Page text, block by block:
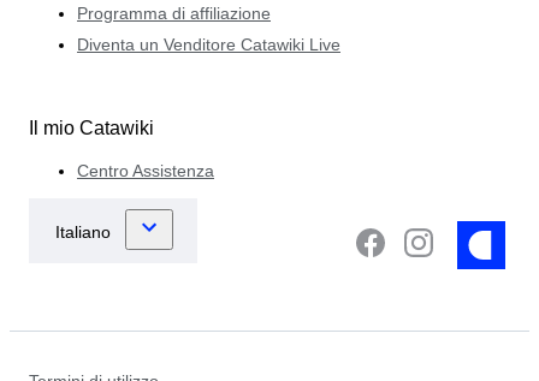
Programma di affiliazione
Diventa un Venditore Catawiki Live
Il mio Catawiki
Centro Assistenza